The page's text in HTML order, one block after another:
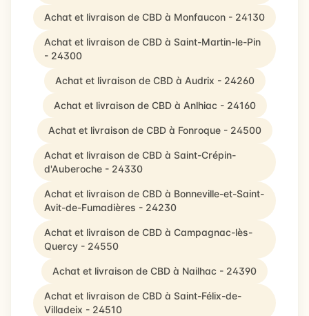
Achat et livraison de CBD à Monfaucon - 24130
Achat et livraison de CBD à Saint-Martin-le-Pin
- 24300
Achat et livraison de CBD à Audrix - 24260
Achat et livraison de CBD à Anlhiac - 24160
Achat et livraison de CBD à Fonroque - 24500
Achat et livraison de CBD à Saint-Crépin-
d'Auberoche - 24330
Achat et livraison de CBD à Bonneville-et-Saint-
Avit-de-Fumadières - 24230
Achat et livraison de CBD à Campagnac-lès-
Quercy - 24550
Achat et livraison de CBD à Nailhac - 24390
Achat et livraison de CBD à Saint-Félix-de-
Villadeix - 24510